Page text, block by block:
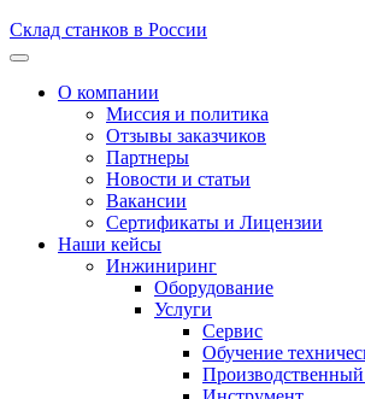
Склад станков в России
О компании
Миссия и политика
Отзывы заказчиков
Партнеры
Новости и статьи
Вакансии
Сертификаты и Лицензии
Наши кейсы
Инжиниринг
Оборудование
Услуги
Сервис
Обучение
Производственный